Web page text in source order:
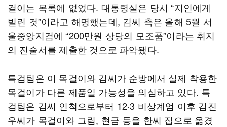
걸이는 목록에 없었다. 대통령실은 당시 “지인에게
빌린 것”이라고 해명했는데, 김씨 측은 올해 5월 서
울중앙지검에 “200만원 상당의 모조품”이라는 취지
의 진술서를 제출한 것으로 파악됐다.
특검팀은 이 목걸이와 김씨가 순방에서 실제 착용한
목걸이가 다른 제품일 가능성을 의심하고 있다. 특
검팀은 김씨 인척으로부터 12·3 비상계엄 이후 김진
우씨가 목걸이와 그림, 현금 등을 한씨 집으로 옮겼